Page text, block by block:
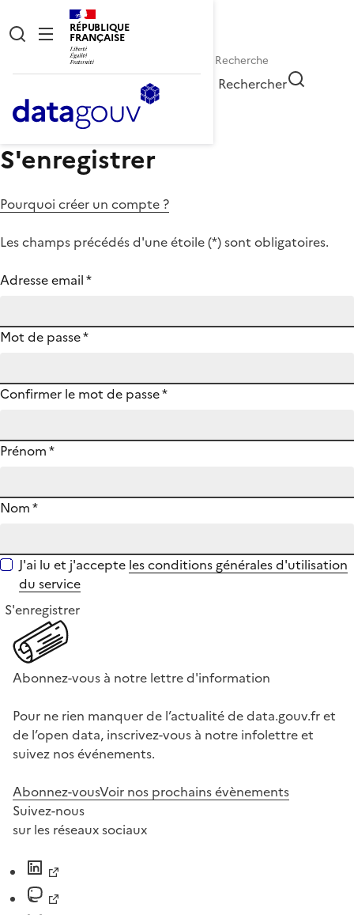
RÉPUBLIQUE
FRANÇAISE
Rechercher
S'enregistrer
Pourquoi créer un compte ?
Les champs précédés d'une étoile (*) sont obligatoires.
Adresse email*
Mot de passe*
Confirmer le mot de passe*
Prénom*
Nom*
J'ai lu et j'accepte les conditions générales d'utilisation
du service
S'enregistrer
Abonnez-vous à notre lettre d'information
Pour ne rien manquer de l’actualité de data.gouv.fr et
de l’open data, inscrivez-vous à notre infolettre et
suivez nos événements.
Abonnez-vousVoir nos prochains évènements
Suivez-nous
sur les réseaux sociaux